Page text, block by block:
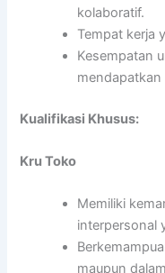
kolaboratif.
Tempat kerja
Kesempatan
Kualifikasi Khusus:
Kru Toko
Memiliki
interpersonal
maupun